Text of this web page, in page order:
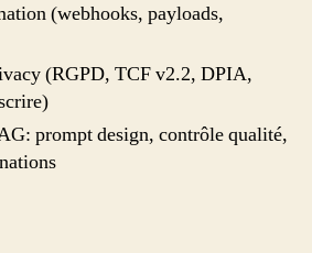
(webhooks, payloads,
(RGPD, TCF v2.2, DPIA,
prompt design, contrôle qualité,